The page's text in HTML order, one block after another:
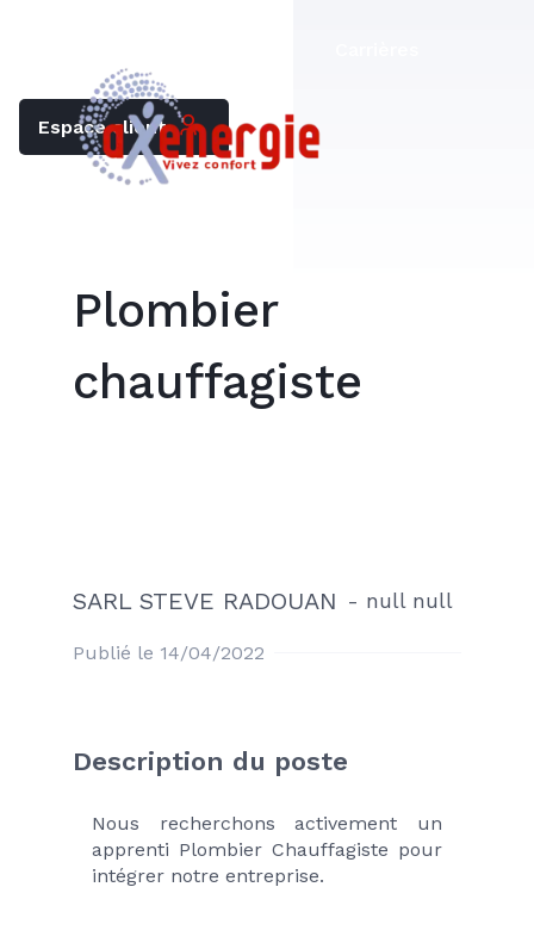
Espace client
Plombier
chauffagiste
SARL STEVE RADOUAN - null null
Publié le 14/04/2022
Description du poste
Nous recherchons activement un
apprenti Plombier Chauffagiste pour
intégrer notre entreprise.